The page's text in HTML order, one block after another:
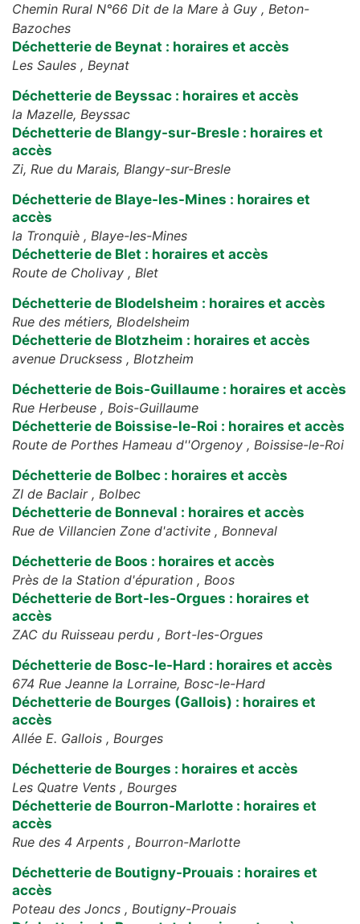
Chemin Rural N°66 Dit de la Mare à Guy , Beton-
Bazoches
Déchetterie de Beynat : horaires et accès
Les Saules , Beynat
Déchetterie de Beyssac : horaires et accès
la Mazelle, Beyssac
Déchetterie de Blangy-sur-Bresle : horaires et
accès
Zi, Rue du Marais, Blangy-sur-Bresle
Déchetterie de Blaye-les-Mines : horaires et
accès
la Tronquiè , Blaye-les-Mines
Déchetterie de Blet : horaires et accès
Route de Cholivay , Blet
Déchetterie de Blodelsheim : horaires et accès
Rue des métiers, Blodelsheim
Déchetterie de Blotzheim : horaires et accès
avenue Drucksess , Blotzheim
Déchetterie de Bois-Guillaume : horaires et accès
Rue Herbeuse , Bois-Guillaume
Déchetterie de Boissise-le-Roi : horaires et accès
Route de Porthes Hameau d''Orgenoy , Boissise-le-Roi
Déchetterie de Bolbec : horaires et accès
ZI de Baclair , Bolbec
Déchetterie de Bonneval : horaires et accès
Rue de Villancien Zone d'activite , Bonneval
Déchetterie de Boos : horaires et accès
Près de la Station d'épuration , Boos
Déchetterie de Bort-les-Orgues : horaires et
accès
ZAC du Ruisseau perdu , Bort-les-Orgues
Déchetterie de Bosc-le-Hard : horaires et accès
674 Rue Jeanne la Lorraine, Bosc-le-Hard
Déchetterie de Bourges (Gallois) : horaires et
accès
Allée E. Gallois , Bourges
Déchetterie de Bourges : horaires et accès
Les Quatre Vents , Bourges
Déchetterie de Bourron-Marlotte : horaires et
accès
Rue des 4 Arpents , Bourron-Marlotte
Déchetterie de Boutigny-Prouais : horaires et
accès
Poteau des Joncs , Boutigny-Prouais